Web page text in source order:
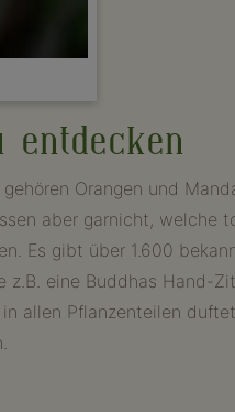
Orangen und
aber garnicht,
Es gibt über 1.600
eine Buddhas
allen Pflanzenteilen